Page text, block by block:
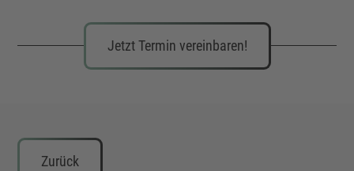
Jetzt Termin vereinbaren!
Zurück